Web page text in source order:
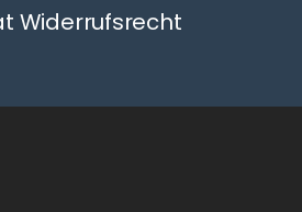
Widerrufsrecht